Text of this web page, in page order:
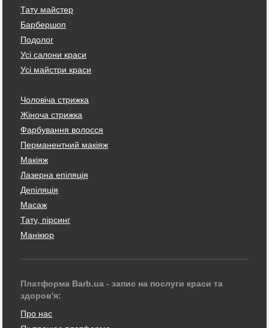
Тату майстер
Барбершоп
Подолог
Усі салони краси
Усі майстри краси
Чоловіча стрижка
Жіноча стрижка
Фарбування волосся
Перманентний макіяж
Макіяж
Лазерна епіляція
Депіляція
Масаж
Тату, пірсинг
Манікюр
Платформа Barb.ua - запис на послуги краси та
здоров'я:
Про нас